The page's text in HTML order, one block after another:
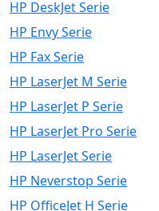
HP DeskJet Serie
HP Envy Serie
HP Fax Serie
HP LaserJet M Serie
HP LaserJet P Serie
HP LaserJet Pro Serie
HP LaserJet Serie
HP Neverstop Serie
HP OfficeJet H Serie